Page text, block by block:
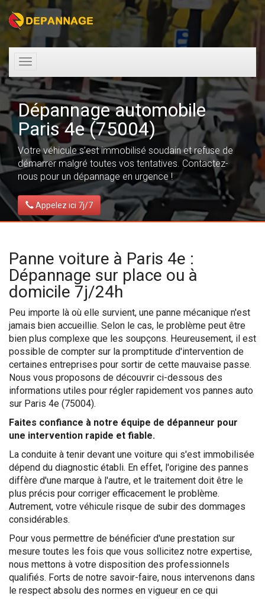
Toggle
navigation
Dépannage automobile
Paris 4e (75004)
Votre véhicule s’est immobilisé soudain et refuse de
démarrer malgré toutes vos tentatives. Contactez-
nous pour un dépannage en urgence !
Appelez ici 7j/7
Panne voiture à Paris 4e :
Dépannage sur place ou à
domicile 7j/24h
Peu importe là où elle survient, une panne mécanique n'est
jamais bien accueillie. Selon le cas, le problème peut être
bien plus complexe que les soupçons. Heureusement, il est
possible de compter sur la promptitude d'intervention de
certaines entreprises pour sortir de cette mauvaise passe.
Nous vous proposons de découvrir ci-dessous des
informations utiles pour régler rapidement vos pannes auto
sur Paris 4e (75004).
Faites confiance à notre équipe de dépanneur pour
une intervention rapide et fiable.
La conduite à tenir devant une voiture qui s'est immobilisée
dépend du diagnostic établi. En effet, l'origine des pannes
diffère d'une marque à l'autre, et le traitement doit être le
plus précis pour corriger efficacement le problème.
Autrement, votre véhicule risque de subir des dommages
considérables.
Pour vous permettre de bénéficier d'une prestation sur
mesure toutes les fois que vous sollicitez notre expertise,
nous mettons à votre disposition des professionnels
qualifiés. Forts de notre savoir-faire, nous intervenons dans
le respect absolu des normes en vigueur en ce qui